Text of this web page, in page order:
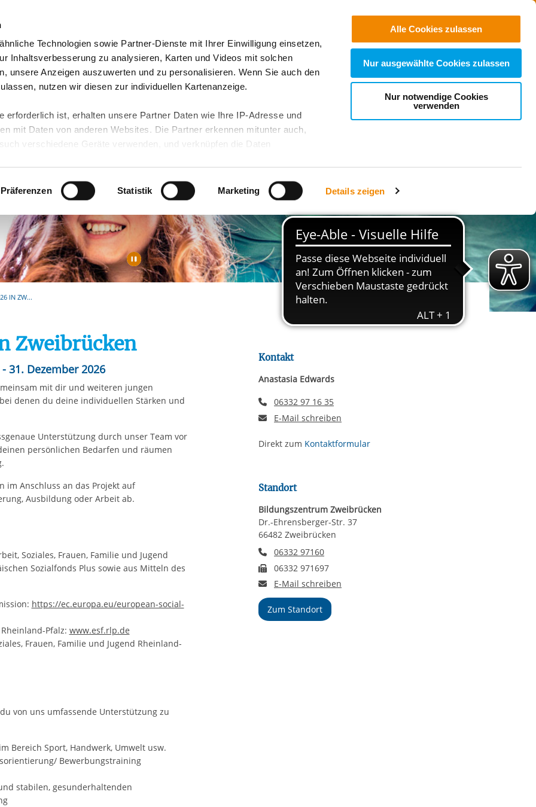
Technologien sowie Partner-Dienste mit Ihrer Einwilligung einsetzen,
Inhaltsverbesserung zu analysieren, Karten und Videos mit solchen
unsere Anzeigen auszuwerten und zu personalisieren. Wenn Sie auch den
nutzen wir diesen zur individuellen Kartenanzeige.
erforderlich ist, erhalten unsere Partner Daten wie Ihre IP-Adresse und
mit Daten von anderen Websites. Die Partner erkennen mitunter auch,
verschiedene Geräte verwenden, und verknüpfen die Daten
Daten führen kann.
unserenDatenschutzhinweisenund in unsererCookie-Übersicht. Wenn
Funktionen für diese Zwecke aktiviert sind, müssen Sie alle Cookie-
mittels nachfolgender Buttons über Ihre Einwilligung für diese
erteilte Einwilligung stets für die Zukunft widerrufen. Bitte beachten Sie:
sich nicht auf notwendige Cookies, die erforderlich zur Bereitstellung
und somit gewünschten Website-Funktionen sind. Diese Cookies setzen wir
und daher unabhängig von einer Einwilligung.
Präferenzen Statistik Marketing Details zeigen
Alle Cookies zulassen
Nur ausgewählte Cookies zulassen
Nur notwendige Cookies
verwenden
Suchen
Video-Blog & Presse Freie Jobs & mehr Unsere Einrichtungen
Kontakt
Automatische Wiedergabe starten/stoppen
IN ZW...
Zweibrücken
31. Dezember 2026
mit dir und weiteren jungen
denen du deine individuellen Stärken und
Unterstützung durch unser Team vor
persönlichen Bedarfen und räumen
im Anschluss an das Projekt auf
Ausbildung oder Arbeit ab.
Soziales, Frauen, Familie und Jugend
Sozialfonds Plus sowie aus Mitteln des
https://ec.europa.eu/european-social-
Pfalz: www.esf.rlp.de
Frauen, Familie und Jugend Rheinland-
von uns umfassende Unterstützung zu
Bereich Sport, Handwerk, Umwelt usw.
Bewerbungstraining
stabilen, gesunderhaltenden
Kontakt
Anastasia Edwards
Telefonnummer
06332 97 16 35
E-Mail schreiben
Direkt zum Kontaktformular
Standort
Bildungszentrum Zweibrücken
Dr.-Ehrensberger-Str. 37
66482 Zweibrücken
Telefonnummer
06332 97160
Faxnummer
06332 971697
E-Mail an Bildungszentrum Zweibrücken
E-Mail schreiben
Zum Standort